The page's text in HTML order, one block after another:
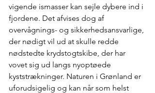
vigende ismasser kan sejle dybere ind i
fjordene. Det afvises dog af
overvågnings- og sikkerhedsansvarlige,
der nødigt vil ud at skulle redde
nødstedte krydstogtskibe, der har
vovet sig ud langs nyoptøede
kyststrækninger. Naturen i Grønland er
uforudsigelig og kan når som helst